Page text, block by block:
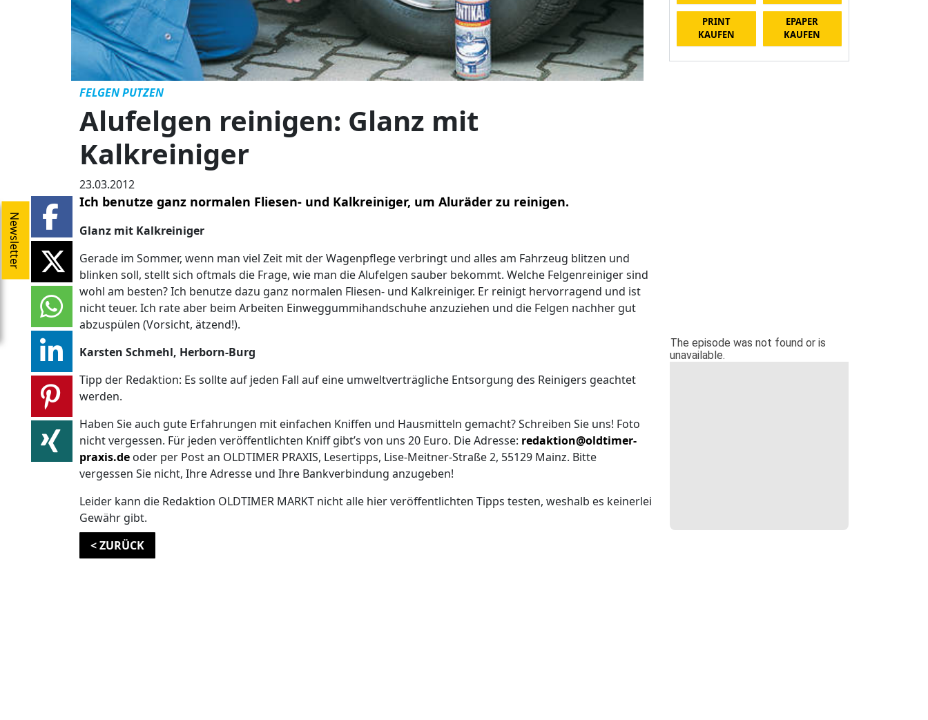
Newsletter
FELGEN PUTZEN
Alufelgen reinigen: Glanz mit
Kalkreiniger
23.03.2012
Ich benutze ganz normalen Fliesen- und Kalkreiniger, um Aluräder zu reinigen.
Glanz mit Kalkreiniger
Gerade im Sommer, wenn man viel Zeit mit der Wagenpflege verbringt und alles am Fahrzeug blitzen und
blinken soll, stellt sich oftmals die Frage, wie man die Alufelgen sauber bekommt. Welche Felgenreiniger sind
wohl am besten? Ich benutze dazu ganz normalen Fliesen- und Kalkreiniger. Er reinigt hervorragend und ist
nicht teuer. Ich rate aber beim Arbeiten Einweggummihandschuhe anzuziehen und die Felgen nachher gut
abzuspülen (Vorsicht, ätzend!).
Karsten Schmehl, Herborn-Burg
Tipp der Redaktion: Es sollte auf jeden Fall auf eine umweltverträgliche Entsorgung des Reinigers geachtet
werden.
Haben Sie auch gute Erfahrungen mit einfachen Kniffen und Hausmitteln gemacht? Schreiben Sie uns! Foto
nicht vergessen. Für jeden veröffentlichten Kniff gibt’s von uns 20 Euro. Die Adresse: redaktion@oldtimer-
praxis.de oder per Post an OLDTIMER PRAXIS, Lesertipps, Lise-Meitner-Straße 2, 55129 Mainz. Bitte
vergessen Sie nicht, Ihre Adresse und Ihre Bankverbindung anzugeben!
Leider kann die Redaktion OLDTIMER MARKT nicht alle hier veröffentlichten Tipps testen, weshalb es keinerlei
Gewähr gibt.
< ZURÜCK
PRINT
KAUFEN
EPAPER
KAUFEN